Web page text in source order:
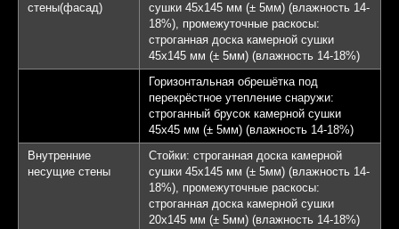
стены(фасад)
сушки 45х145 мм (± 5мм) (влажность 14-
18%), промежуточные раскосы:
строганная доска камерной сушки
45х145 мм (± 5мм) (влажность 14-18%)
Горизонтальная обрешётка под
перекрёстное утепление снаружи:
строганный брусок камерной сушки
45х45 мм (± 5мм) (влажность 14-18%)
Внутренние
несущие стены
Стойки: строганная доска камерной
сушки 45х145 мм (± 5мм) (влажность 14-
18%), промежуточные раскосы:
строганная доска камерной сушки
20х145 мм (± 5мм) (влажность 14-18%)